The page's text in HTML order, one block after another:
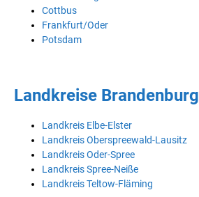
Cottbus
Frankfurt/Oder
Potsdam
Landkreise Brandenburg
Landkreis Elbe-Elster
Landkreis Oberspreewald-Lausitz
Landkreis Oder-Spree
Landkreis Spree-Neiße
Landkreis Teltow-Fläming